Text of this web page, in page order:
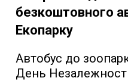
безкоштовного
Екопарку
Автобус до
День